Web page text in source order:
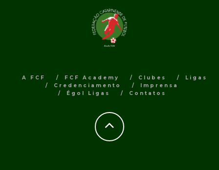
A FCF FCF Academy Clubes
Ligas
Credenciamento
Imprensa
Égol Ligas
Contatos